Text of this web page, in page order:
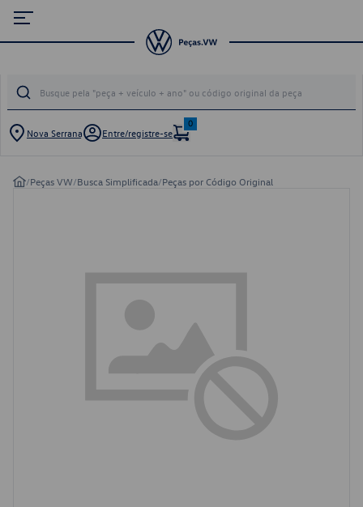
Nova Serrana Entre/registre-se
0
/Peças VW/Busca Simplificada/Peças por Código Original